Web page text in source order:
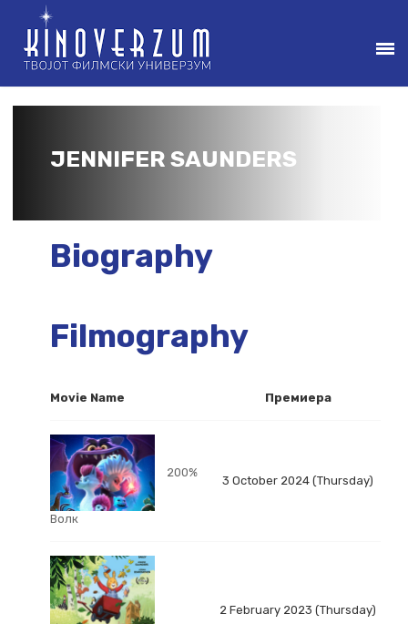
JENNIFER SAUNDERS
Biography
Filmography
Movie Name Премиера
200%
Волк
3 October 2024 (Thursday)
2 February 2023 (Thursday)